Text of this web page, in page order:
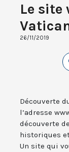
Le site
26/11/2019
Découverte
l’adresse
découverte
historiques
Un site qui